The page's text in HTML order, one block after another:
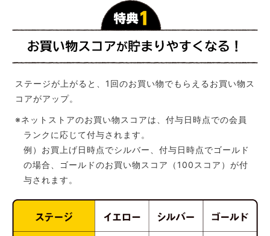
ステージが上がると、1回のお買い物でもらえるお買い物ス
コアがアップ。
※ネットストアのお買い物スコアは、付与日時点での会員
ランクに応じて付与されます。
例）お買上げ日時点でシルバー、付与日時点でゴールド
の場合、ゴールドのお買い物スコア（100スコア）が付
与されます。